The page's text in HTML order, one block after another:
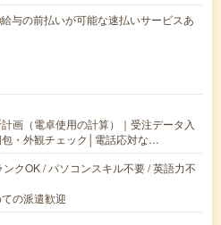
与の前払いが可能な速払いサービスあ
画（電卓使用の計算）｜受注データ入
・外観チェック│電話応対な…
クOK / パソコンスキル不要 / 英語力不
の派遣歓迎